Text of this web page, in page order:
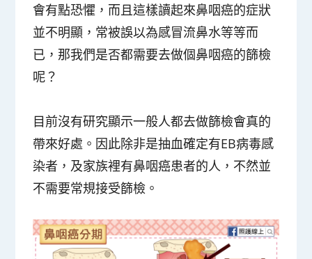
會有點恐懼，而且這樣讀起來鼻咽癌的症狀
並不明顯，常被誤以為感冒流鼻水等等而
已，那我們是否都需要去做個鼻咽癌的篩檢
呢？
目前沒有研究顯示一般人都去做篩檢會真的
帶來好處。因此除非是抽血確定有EB病毒感
染者，及家族裡有鼻咽癌患者的人，不然並
不需要常規接受篩檢。